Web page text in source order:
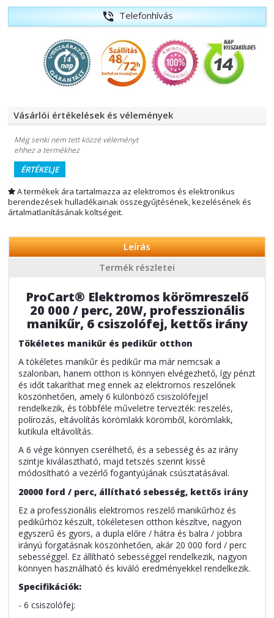
phone_in_talk Telefonhívás
Vásárlói értékelések és vélemények
Még senki nem tett közzé véleményt
ehhez a termékhez
ÉRTÉKELJE
A termékek ára tartalmazza az elektromos és elektronikus
berendezések hulladékainak összegyűjtésének, kezelésének és
ártalmatlanításának költségeit.
Leírás
Termék részletei
ProCart® Elektromos körömreszelő
20 000 / perc, 20W, professzionális
manikűr, 6 csiszolófej, kettős irány
Tökéletes manikűr és pedikűr otthon
A tökéletes manikűr és pedikűr ma már nemcsak a
szalonban, hanem otthon is könnyen elvégezhető, így pénzt
és időt takaríthat meg ennek az elektromos reszelőnek
köszönhetően, amely 6 különböző csiszolófejjel
rendelkezik, és többféle műveletre tervezték: reszelés,
polírozás, eltávolítás körömlakk körömből, körömlakk,
kutikula eltávolítás.
A 6 vége könnyen cserélhető, és a sebesség és az irány
szintje kiválasztható, majd tetszés szerint kissé
módosítható a vezérlő fogantyújának csúsztatásával.
20000 ford / perc, állítható sebesség, kettős irány
Ez a professzionális elektromos reszelő manikűrhöz és
pedikűrhöz készült, tökéletesen otthon készítve, nagyon
egyszerű és gyors, a dupla előre / hátra és balra / jobbra
irányú forgatásnak köszönhetően, akár 20 000 ford / perc
sebességgel. Ez állítható sebességgel rendelkezik, nagyon
könnyen használható és kiváló eredményekkel rendelkezik.
Specifikációk:
- 6 csiszolófej;